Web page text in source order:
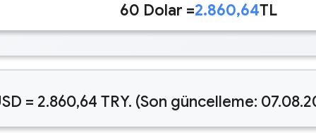
60 Dolar =2.860,64TL
= 2.860,64 TRY. (Son güncelleme: